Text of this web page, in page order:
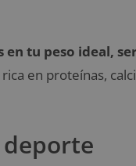
tu peso ideal,
en proteínas,
deporte